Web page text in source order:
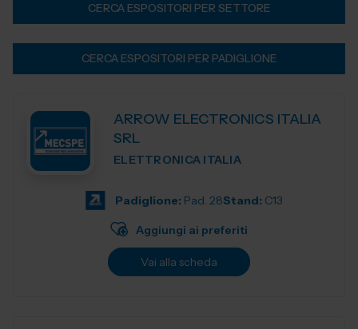
CERCA ESPOSITORI PER SETTORE
CERCA ESPOSITORI PER PADIGLIONE
ARROW ELECTRONICS ITALIA
SRL
ELETTRONICA ITALIA
Padiglione: Pad. 28Stand: C13
Aggiungi ai preferiti
Vai alla scheda